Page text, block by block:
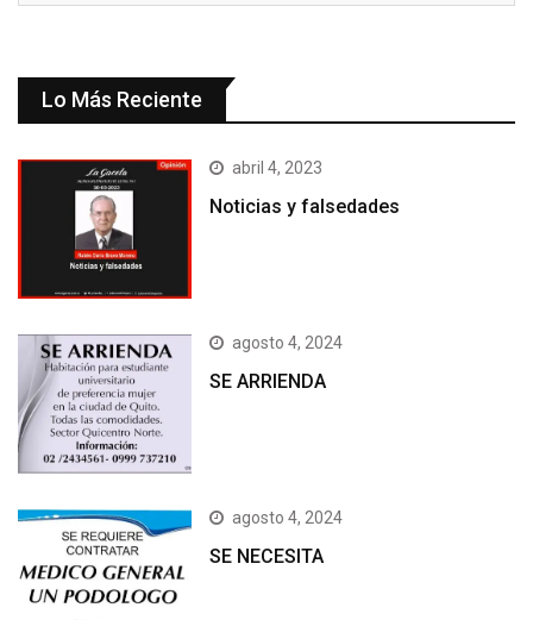
Lo Más Reciente
abril 4, 2023
Noticias y falsedades
agosto 4, 2024
SE ARRIENDA
agosto 4, 2024
SE NECESITA